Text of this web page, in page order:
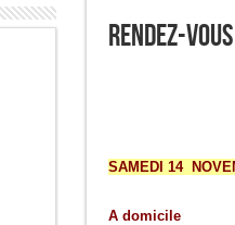
Rendez-
SAMEDI 14
A domicile